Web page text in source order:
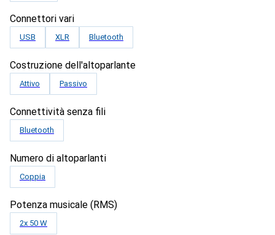
Connettori vari
USB XLR Bluetooth
Costruzione dell'altoparlante
Attivo Passivo
Connettività senza fili
Bluetooth
Numero di altoparlanti
Coppia
Potenza musicale (RMS)
2x 50 W